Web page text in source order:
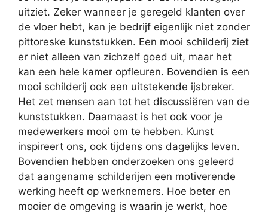
uitziet. Zeker wanneer je geregeld klanten over
de vloer hebt, kan je bedrijf eigenlijk niet zonder
pittoreske kunststukken. Een mooi schilderij ziet
er niet alleen van zichzelf goed uit, maar het
kan een hele kamer opfleuren. Bovendien is een
mooi schilderij ook een uitstekende ijsbreker.
Het zet mensen aan tot het discussiëren van de
kunststukken. Daarnaast is het ook voor je
medewerkers mooi om te hebben. Kunst
inspireert ons, ook tijdens ons dagelijks leven.
Bovendien hebben onderzoeken ons geleerd
dat aangename schilderijen een motiverende
werking heeft op werknemers. Hoe beter en
mooier de omgeving is waarin je werkt, hoe